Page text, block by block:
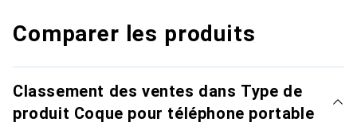
Comparer les produits
Classement des ventes dans Type de
produit Coque pour téléphone portable